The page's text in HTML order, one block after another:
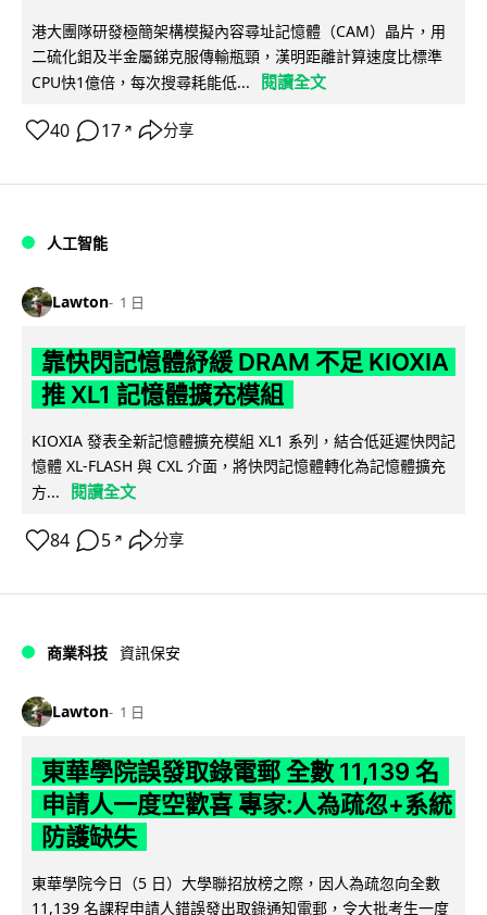
港大團隊研發極簡架構模擬內容尋址記憶體（CAM）晶片，用
二硫化鉬及半金屬銻克服傳輸瓶頸，漢明距離計算速度比標準
CPU快1億倍，每次搜尋耗能低...
閱讀全文
40 17 ↗ 分享
人工智能
Lawton 1 日
靠快閃記憶體紓緩 DRAM 不足 KIOXIA
推 XL1 記憶體擴充模組
KIOXIA 發表全新記憶體擴充模組 XL1 系列，結合低延遲快閃記
憶體 XL-FLASH 與 CXL 介面，將快閃記憶體轉化為記憶體擴充
方...
閱讀全文
84 5 ↗ 分享
商業科技 資訊保安
Lawton 1 日
東華學院誤發取錄電郵 全數 11,139 名
申請人一度空歡喜 專家:人為疏忽+系統
防護缺失
東華學院今日（5 日）大學聯招放榜之際，因人為疏忽向全數
11,139 名課程申請人錯誤發出取錄通知電郵，令大批考生一度